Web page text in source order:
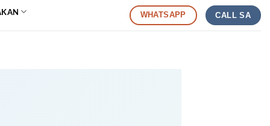
WHATSAPP CALL SA